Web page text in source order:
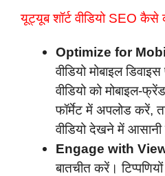
यूट्यूब शॉर्ट वीडियो SEO कैसे
Optimize for
वीडियो मोबाइल
वीडियो को मोबाइल-
फॉर्मेट में अपलोड करें,
वीडियो देखने में आसानी
Engage with
बातचीत करें।